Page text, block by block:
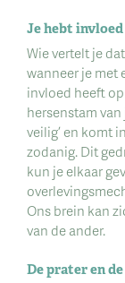
Je hebt
Wie vertelt je
wanneer je met
invloed heeft
hersenstam
veilig’ en komt
zodanig. Dit
kun je elkaar
Ons brein kan
van de ander.
De prater en